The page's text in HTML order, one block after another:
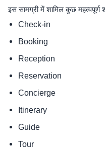
इस सामग्री में शामिल कुछ महत्वपूर्ण
Check-in
Booking
Reception
Reservation
Concierge
Itinerary
Guide
Tour